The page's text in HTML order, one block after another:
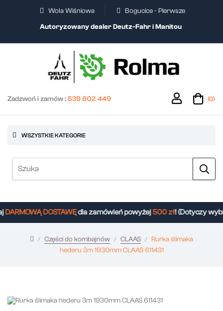
Wola Wiśniowa
Bogucice - Pierwsze
Autoryzowany dealer Deutz-Fahr i Manitou
Zadzwoń i zamów :539 602 449 (0)
WSZYSTKIE KATEGORIE
DARMOWĄ DOSTAWĘdla zamówień powyżej500 zł! (Dotyczy
Części do kombajnów CLAAS
Rurka ślimaka
hederu 3m 1930mm CLAAS 611431